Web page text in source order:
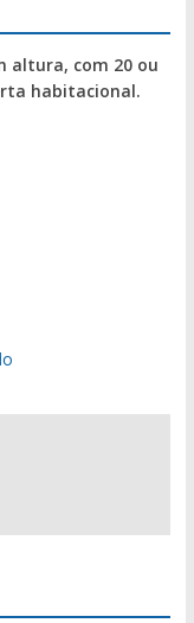
altura, com 20 ou
habitacional.